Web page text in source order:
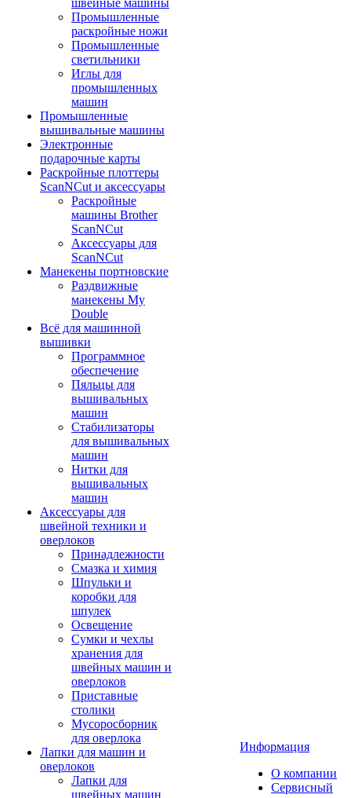
швейные машины
Промышленные
раскройные ножи
Промышленные
светильники
Иглы для
промышленных
машин
Промышленные
вышивальные машины
Электронные
подарочные карты
Раскройные плоттеры
ScanNCut и аксессуары
Раскройные
машины Brother
ScanNCut
Аксессуары для
ScanNCut
Манекены портновские
Раздвижные
манекены My
Double
Всё для машинной
вышивки
Программное
обеспечение
Пяльцы для
вышивальных
машин
Стабилизаторы
для вышивальных
машин
Нитки для
вышивальных
машин
Аксессуары для
швейной техники и
оверлоков
Принадлежности
Смазка и химия
Шпульки и
коробки для
шпулек
Освещение
Сумки и чехлы
хранения для
швейных машин и
оверлоков
Приставные
столики
Мусоросборник
для оверлока
Лапки для машин и
оверлоков
Лапки для
швейных машин
Информация
О компании
Сервисный